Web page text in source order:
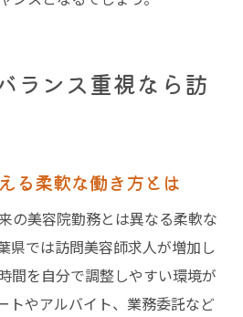
ランス重視なら訪
る柔軟な働き方とは
の美容院勤務とは異なる柔軟な
県では訪問美容師求人が増加し
間を自分で調整しやすい環境が
トやアルバイト、業務委託など